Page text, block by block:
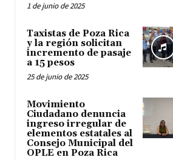
1 de junio de 2025
Taxistas de Poza Rica
y la región solicitan
incremento de pasaje
a 15 pesos
25 de junio de 2025
Movimiento
Ciudadano denuncia
ingreso irregular de
elementos estatales al
Consejo Municipal del
OPLE en Poza Rica